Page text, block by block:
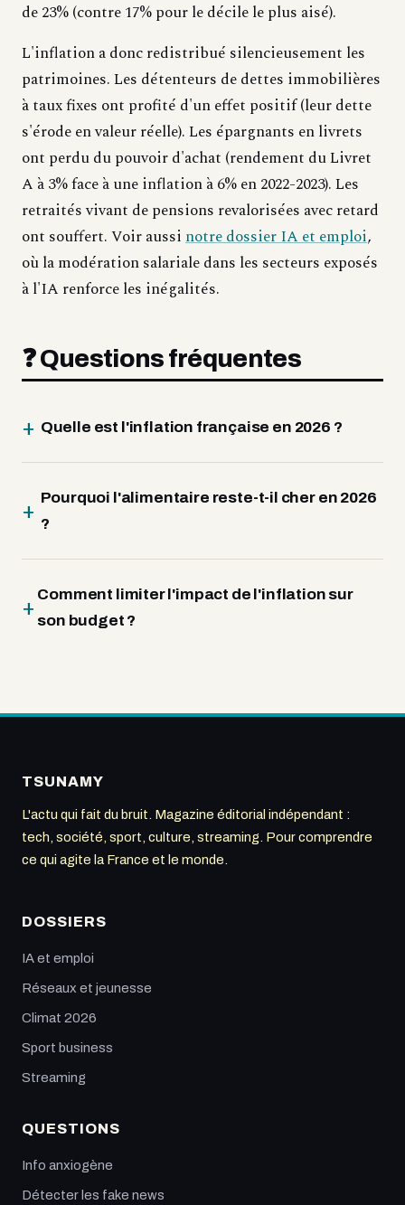
de 23% (contre 17% pour le décile le plus aisé).
L'inflation a donc redistribué silencieusement les
patrimoines. Les détenteurs de dettes immobilières
à taux fixes ont profité d'un effet positif (leur dette
s'érode en valeur réelle). Les épargnants en livrets
ont perdu du pouvoir d'achat (rendement du Livret
A à 3% face à une inflation à 6% en 2022-2023). Les
retraités vivant de pensions revalorisées avec retard
ont souffert. Voir aussinotre dossier IA et emploi,
où la modération salariale dans les secteurs exposés
à l'IA renforce les inégalités.
❓ Questions fréquentes
Quelle est l'inflation française en 2026 ?
Pourquoi l'alimentaire reste-t-il cher en 2026
?
Comment limiter l'impact de l'inflation sur
son budget ?
TSUNAMY
L'actu qui fait du bruit. Magazine éditorial indépendant :
tech, société, sport, culture, streaming. Pour comprendre
ce qui agite la France et le monde.
DOSSIERS
IA et emploi
Réseaux et jeunesse
Climat 2026
Sport business
Streaming
QUESTIONS
Info anxiogène
Détecter les fake news